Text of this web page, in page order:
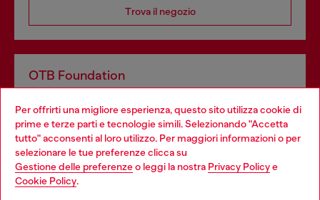
Per offrirti una migliore esperienza, questo sito utilizza cookie di
prime e terze parti e tecnologie simili. Selezionando "Accetta
tutto" acconsenti al loro utilizzo. Per maggiori informazioni o per
selezionare le tue preferenze clicca su
Gestione delle preferenzeo leggi la nostra Privacy Policye
Cookie Policy.
Trova il negozio
OTB Foundation
profit del gruppo OTB che sostiene progetti concreti per
giovani, donne, inclusione ed emergenze in tutto il mondo.
Choose your location
You are currently browsing Italia website, but it seems you may
be based in United States